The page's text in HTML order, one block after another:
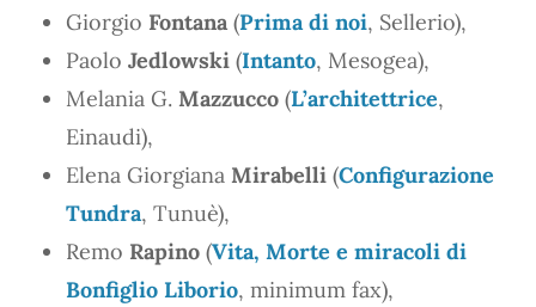
Giorgio Fontana (Prima di noi, Sellerio),
Paolo Jedlowski (Intanto, Mesogea),
Melania G. Mazzucco (L’architettrice,
Einaudi),
Elena Giorgiana Mirabelli (Configurazione
Tundra, Tunuè),
Remo Rapino (Vita, Morte e miracoli di
Bonfiglio Liborio, minimum fax),